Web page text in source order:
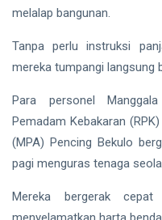
melalap bangunan.
Tanpa perlu instruksi
mereka tumpangi langsung
Para personel
Pemadam Kebakaran
(MPA) Pencing Bekulo
pagi menguras tenaga
Mereka bergerak